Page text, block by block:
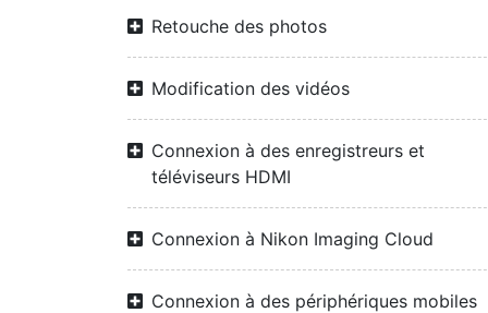
Retouche des photos
Modification des vidéos
Connexion à des enregistreurs et
téléviseurs HDMI
Connexion à Nikon Imaging Cloud
Connexion à des périphériques mobiles